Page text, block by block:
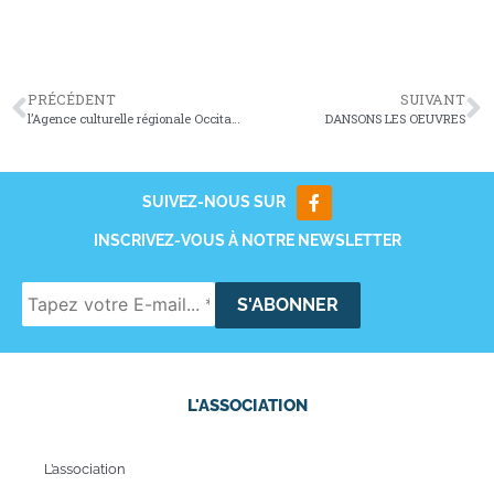
PRÉCÉDENT
l’Agence culturelle régionale Occitanie en Scène vous reçoit
SUIVANT
DANSONS LES OEUVRES
SUIVEZ-NOUS SUR
INSCRIVEZ-VOUS À NOTRE NEWSLETTER
L'ASSOCIATION
L’association